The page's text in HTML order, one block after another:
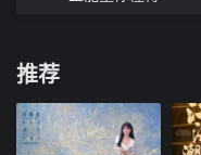
推荐